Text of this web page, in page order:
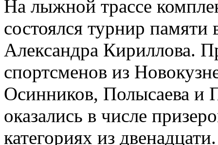
На лыжной трассе
состоялся турнир
Александра Кириллова.
спортсменов из
Осинников, Полысаева и
оказались в числе
категориях из